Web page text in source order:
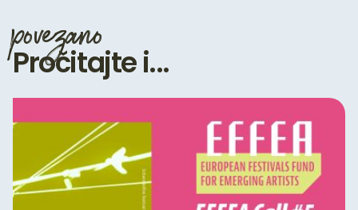
povezano
Pročitajte i...